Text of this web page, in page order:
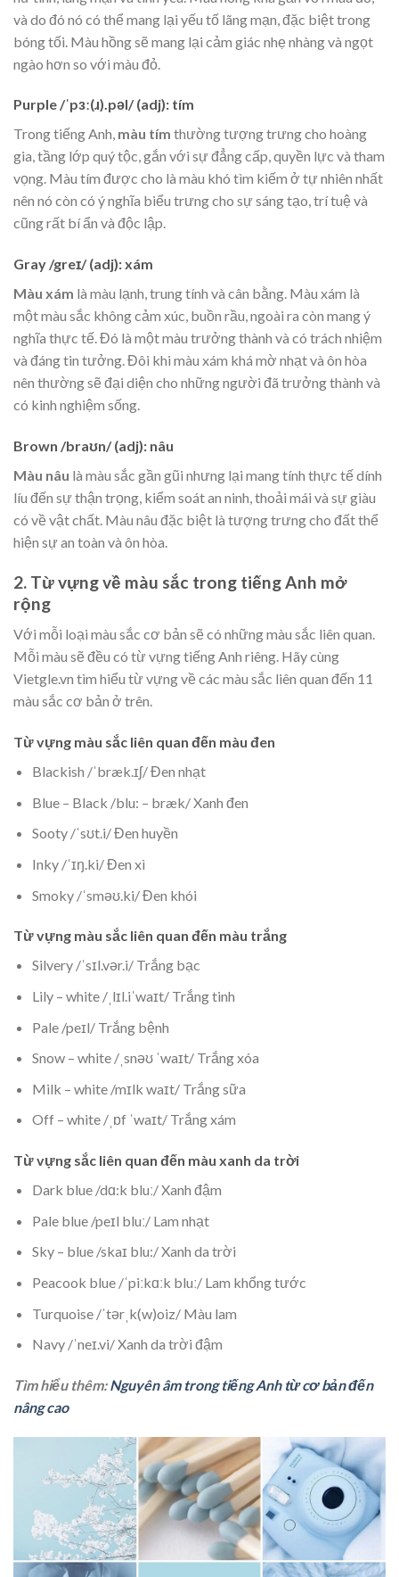
và do đó nó có thể mang lại yếu tố lãng mạn, đặc biệt trong
bóng tối. Màu hồng sẽ mang lại cảm giác nhẹ nhàng và ngọt
ngào hơn so với màu đỏ.
Purple /ˈpɜː(ɹ).pəl/ (adj): tím
Trong tiếng Anh, màu tím thường tượng trưng cho hoàng
gia, tầng lớp quý tộc, gắn với sự đẳng cấp, quyền lực và tham
vọng. Màu tím được cho là màu khó tìm kiếm ở tự nhiên nhất
nên nó còn có ý nghĩa biểu trưng cho sự sáng tạo, trí tuệ và
cũng rất bí ẩn và độc lập.
Gray /greɪ/ (adj): xám
Màu xám là màu lạnh, trung tính và cân bằng. Màu xám là
một màu sắc không cảm xúc, buồn rầu, ngoài ra còn mang ý
nghĩa thực tế. Đó là một màu trưởng thành và có trách nhiệm
và đáng tin tưởng. Đôi khi màu xám khá mờ nhạt và ôn hòa
nên thường sẽ đại diện cho những người đã trưởng thành và
có kinh nghiệm sống.
Brown /braʊn/ (adj): nâu
Màu nâu là màu sắc gần gũi nhưng lại mang tính thực tế dính
líu đến sự thận trọng, kiểm soát an ninh, thoải mái và sự giàu
có về vật chất. Màu nâu đặc biệt là tượng trưng cho đất thể
hiện sự an toàn và ôn hòa.
2. Từ vựng về màu sắc trong tiếng Anh mở
rộng
Với mỗi loại màu sắc cơ bản sẽ có những màu sắc liên quan.
Mỗi màu sẽ đều có từ vựng tiếng Anh riêng. Hãy cùng
Vietgle.vn tìm hiểu từ vựng về các màu sắc liên quan đến 11
màu sắc cơ bản ở trên.
Từ vựng màu sắc liên quan đến màu đen
Blackish /ˈbræk.ɪʃ/ Đen nhạt
Blue – Black /blu: – bræk/ Xanh đen
Sooty /ˈsʊt.i/ Đen huyền
Inky /ˈɪŋ.ki/ Đen xì
Smoky /ˈsməʊ.ki/ Đen khói
Từ vựng màu sắc liên quan đến màu trắng
Silvery /ˈsɪl.vər.i/ Trắng bạc
Lily – white /ˌlɪl.iˈwaɪt/ Trắng tinh
Pale /peɪl/ Trắng bệnh
Snow – white /ˌsnəʊ ˈwaɪt/ Trắng xóa
Milk – white /mɪlk waɪt/ Trắng sữa
Off – white /ˌɒf ˈwaɪt/ Trắng xám
Từ vựng sắc liên quan đến màu xanh da trời
Dark blue /dɑ:k bluː/ Xanh đậm
Pale blue /peɪl bluː/ Lam nhạt
Sky – blue /skaɪ blu:/ Xanh da trời
Peacook blue /ˈpiːkɑːk bluː/ Lam khổng tước
Turquoise /ˈtərˌk(w)oiz/ Màu lam
Navy /ˈneɪ.vi/ Xanh da trời đậm
Tìm hiểu thêm:Nguyên âm trong tiếng Anh từ cơ bản đến
nâng cao